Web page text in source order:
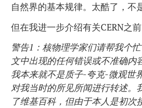
自然界的基本规律。太酷了，不
但在我进一步介绍有关CERN之
警告1：核物理学家们请帮我个
文中出现的任何错误或不准确内
我本来就不是质子-夸克-微观世
对我当时的所见所闻进行转述。
了维基百科，但由于本人是初次